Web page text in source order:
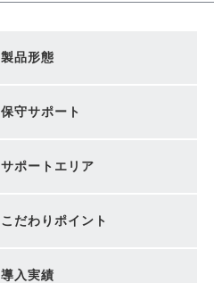
製品形態
保守サポート
サポートエリア
こだわりポイント
導入実績